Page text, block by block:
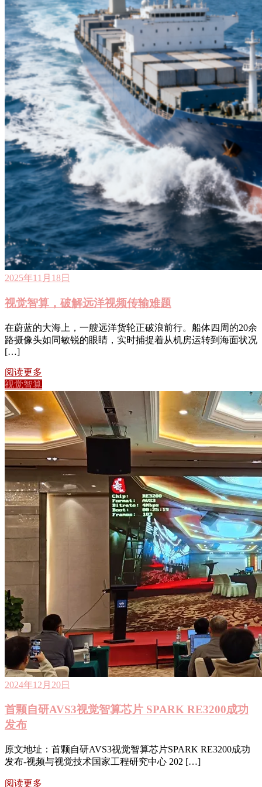
2025年11月18日
视觉智算，破解远洋视频传输难题
在蔚蓝的大海上，一艘远洋货轮正破浪前行。船体四周的20余
路摄像头如同敏锐的眼睛，实时捕捉着从机房运转到海面状况
[…]
阅读更多
视觉智算
2024年12月20日
首颗自研AVS3视觉智算芯片 SPARK RE3200成功
发布
原文地址：首颗自研AVS3视觉智算芯片SPARK RE3200成功
发布-视频与视觉技术国家工程研究中心 202 […]
阅读更多